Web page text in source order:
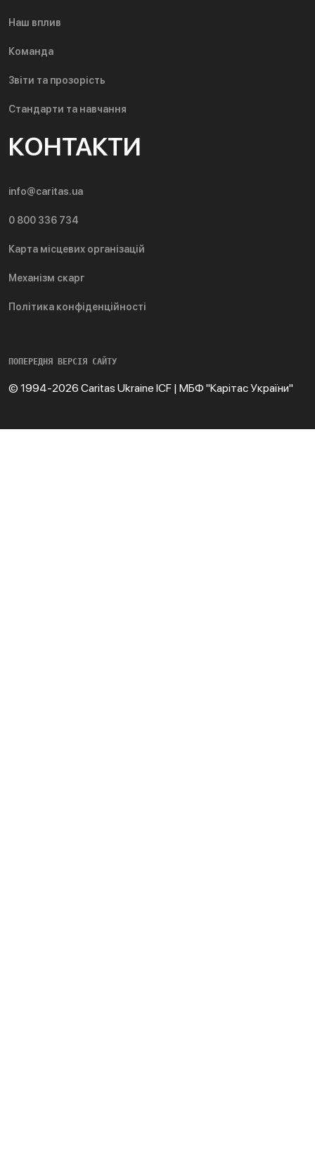
Наш вплив
Команда
Звіти та прозорість
Стандарти та навчання
КОНТАКТИ
info@caritas.ua
0 800 336 734
Карта місцевих організацій
Механізм скарг
Політика конфіденційності
ПОПЕРЕДНЯ ВЕРСІЯ САЙТУ
© 1994-2026 Caritas Ukraine ICF | МБФ "Карітас України"